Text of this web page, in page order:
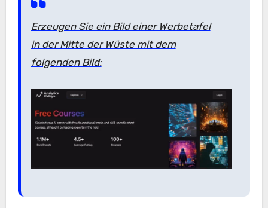
Erzeugen Sie ein Bild einer Werbetafel
in der Mitte der Wüste mit dem
folgenden Bild: